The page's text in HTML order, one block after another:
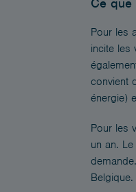
Pour les
incite les
convient
énergie)
Pour les
un an.
Belgique.